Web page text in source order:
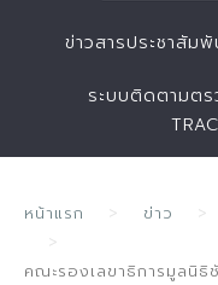
ข่าวสารประชาสัม
ระบบติดตามตร
หน้าแรก ข่าว
คณะรองเลขาธิการมูลนิ